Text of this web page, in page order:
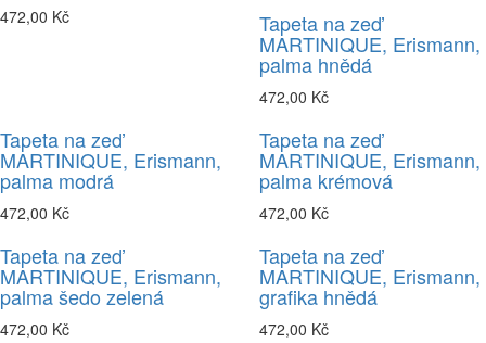
472,00 Kč Tapeta na zeď
MARTINIQUE, Erismann,
palma hnědá
472,00 Kč
Tapeta na zeď
MARTINIQUE, Erismann,
palma modrá
472,00 Kč
Tapeta na zeď
MARTINIQUE, Erismann,
palma krémová
472,00 Kč
Tapeta na zeď
MARTINIQUE, Erismann,
palma šedo zelená
472,00 Kč
Tapeta na zeď
MARTINIQUE, Erismann,
grafika hnědá
472,00 Kč